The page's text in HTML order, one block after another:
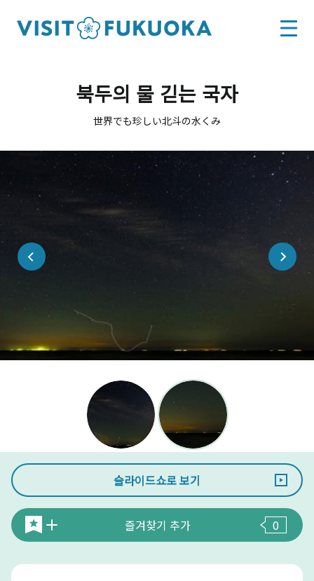
북두의 물 긷는 국자
世界でも珍しい北斗の水くみ
슬라이드쇼로 보기
즐겨찾기 추가 0